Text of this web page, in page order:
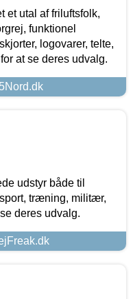
et utal af friluftsfolk,
funktionel
logovarer, telte,
at se deres udvalg.
udstyr både til
træning, militær,
deres udvalg.